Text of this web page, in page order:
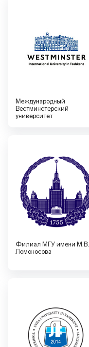
Международный
Вестминстерский
университет
Филиал МГУ имени М.В.
Ломоносова